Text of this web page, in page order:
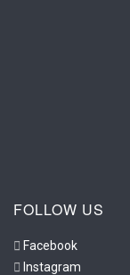
FOLLOW US
Facebook
Instagram